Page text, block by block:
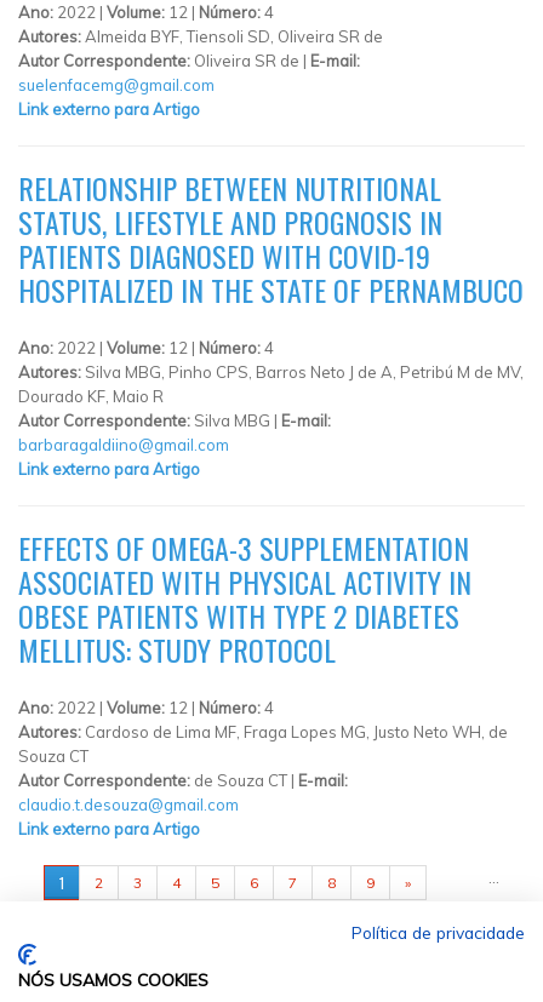
Ano: 2022 | Volume: 12 | Número:4
Autores:Almeida BYF, Tiensoli SD, Oliveira SR de
Autor Correspondente: Oliveira SR de | E-mail:
suelenfacemg@gmail.com
Link externo para Artigo
RELATIONSHIP BETWEEN NUTRITIONAL
STATUS, LIFESTYLE AND PROGNOSIS IN
PATIENTS DIAGNOSED WITH COVID-19
HOSPITALIZED IN THE STATE OF PERNAMBUCO
Ano: 2022 | Volume: 12 | Número:4
Autores: Silva MBG, Pinho CPS, Barros Neto J de A, Petribú M de MV,
Dourado KF, Maio R
Autor Correspondente: Silva MBG | E-mail:
barbaragaldiino@gmail.com
Link externo para Artigo
EFFECTS OF OMEGA-3 SUPPLEMENTATION
ASSOCIATED WITH PHYSICAL ACTIVITY IN
OBESE PATIENTS WITH TYPE 2 DIABETES
MELLITUS: STUDY PROTOCOL
Ano: 2022 | Volume: 12 | Número:4
Autores: Cardoso de Lima MF, Fraga Lopes MG, Justo Neto WH, de
Souza CT
Autor Correspondente: de Souza CT | E-mail:
claudio.t.desouza@gmail.com
Link externo para Artigo
PÁGINAS
1 2 3 4 5 6 7 8 9 »
Política de privacidade
NÓS USAMOS COOKIES